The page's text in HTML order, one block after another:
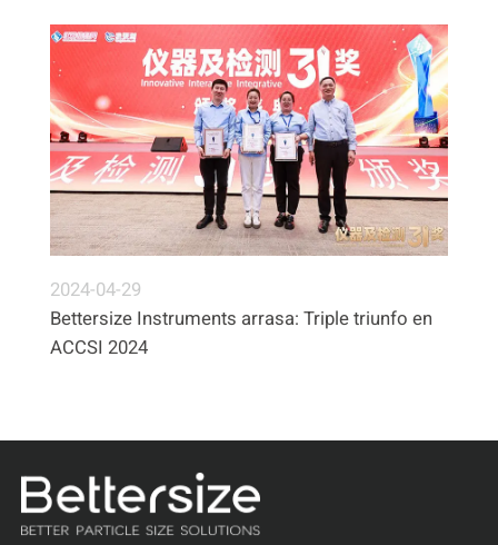
2024-04-29
Bettersize Instruments arrasa: Triple triunfo en
ACCSI 2024